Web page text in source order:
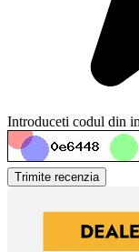
Introduceti codul din
Trimite recenzia